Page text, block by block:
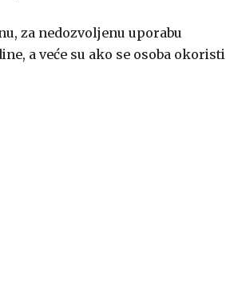
za nedozvoljenu uporabu
a veće su ako se osoba okoristi